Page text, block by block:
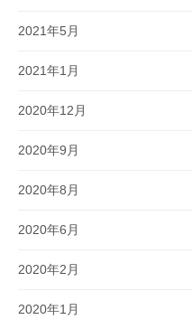
2021年5月
2021年1月
2020年12月
2020年9月
2020年8月
2020年6月
2020年2月
2020年1月